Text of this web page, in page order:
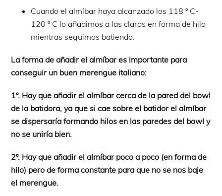
Cuando el almíbar haya alcanzado los 118 º C-
120 º C lo añadimos a las claras en forma de hilo
mientras seguimos batiendo.
La forma de añadir el almíbar es importante para
conseguir un buen merengue italiano:
1º. Hay que añadir el almíbar cerca de la pared del bowl
de la batidora, ya que si cae sobre el batidor el almíbar
se dispersaría formando hilos en las paredes del bowl y
no se uniría bien.
2º. Hay que añadir el almíbar poco a poco (en forma de
hilo) pero de forma constante para que no se nos baje
el merengue.